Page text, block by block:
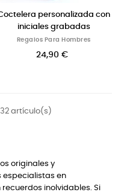
personalizada con
iniciales grabadas
Regalos Para Hombres
24,90 €
artículo(s)
originales y
especialistas en
inolvidables. Si